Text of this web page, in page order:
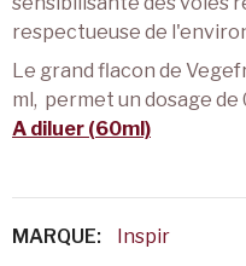
respectueuse de
Le grand flacon de
ml, permet un dosage de
A diluer (60ml)
MARQUE: Inspir